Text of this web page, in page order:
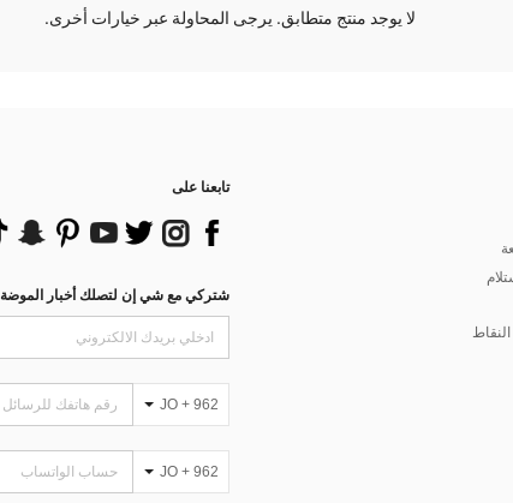
لا يوجد منتج متطابق. يرجى المحاولة عبر خيارات أخرى.
تابعنا على
شتركي مع شي إن لتصلك أخبار الموضة
JO + 962
JO + 962